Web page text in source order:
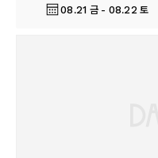
08.21 금 - 08.22 토